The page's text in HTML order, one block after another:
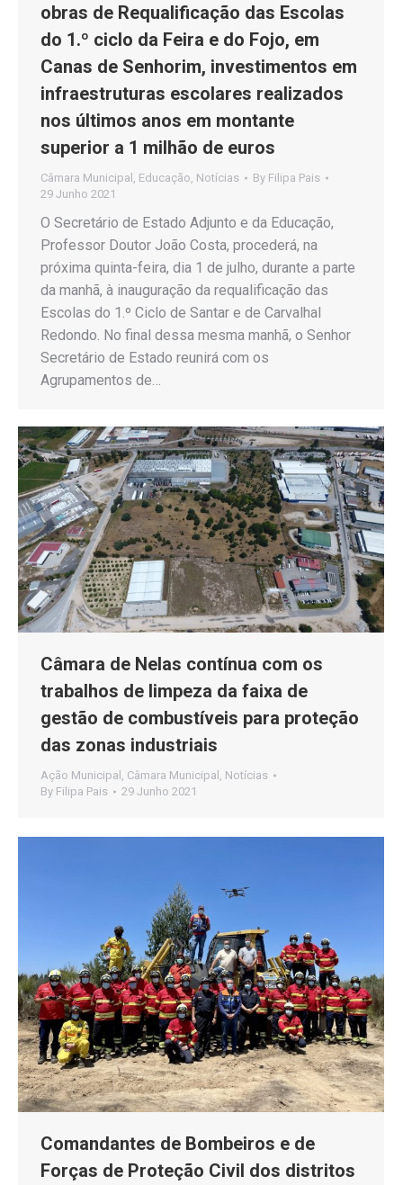
obras de Requalificação das Escolas
do 1.º ciclo da Feira e do Fojo, em
Canas de Senhorim, investimentos em
infraestruturas escolares realizados
nos últimos anos em montante
superior a 1 milhão de euros
Câmara Municipal Educação Notícias By Filipa Pais
29 Junho 2021
O Secretário de Estado Adjunto e da Educação,
Professor Doutor João Costa, procederá, na
próxima quinta-feira, dia 1 de julho, durante a parte
da manhã, à inauguração da requalificação das
Escolas do 1.º Ciclo de Santar e de Carvalhal
Redondo. No final dessa mesma manhã, o Senhor
Secretário de Estado reunirá com os
Agrupamentos de…
Câmara de Nelas contínua com os
trabalhos de limpeza da faixa de
gestão de combustíveis para proteção
das zonas industriais
Ação Municipal , Câmara Municipal , Notícias
By Filipa Pais 29 Junho 2021
Comandantes de Bombeiros e de
Forças de Proteção Civil dos distritos